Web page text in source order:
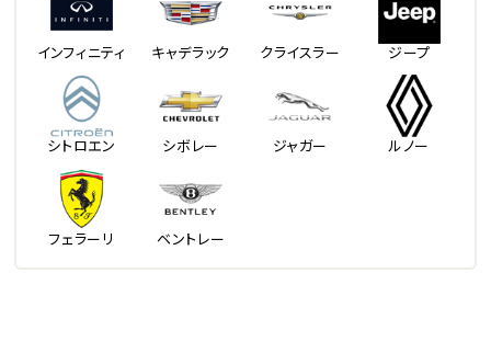
インフィニティ キャデラック クライスラー ジープ
シトロエン シボレー ジャガー ルノー
フェラーリ ベントレー